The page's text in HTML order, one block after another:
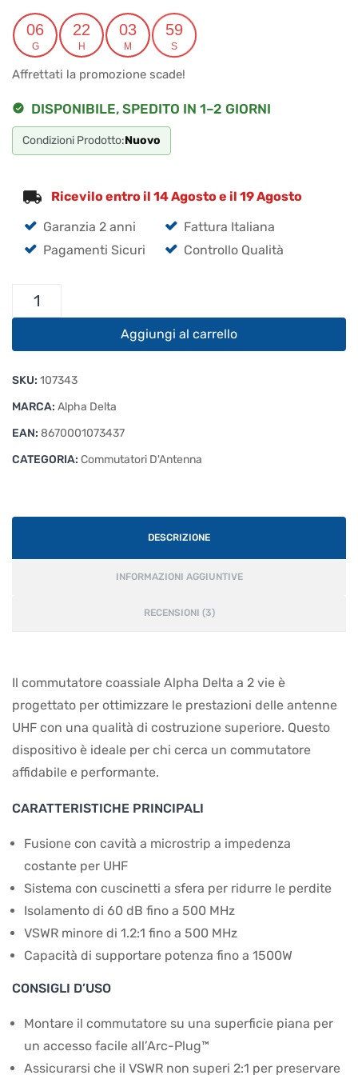
prezzo
originale
era:
€166.90.
prezzo
attuale
è:
€158.56.
06
G
22
H
03
M
59
S
Affrettati la promozione scade!
DISPONIBILE, SPEDITO IN 1–2 GIORNI
Condizioni Prodotto:Nuovo
Ricevilo entro il 14 Agosto e il 19 Agosto
Garanzia 2 anni
Fattura Italiana
Pagamenti Sicuri
Controllo Qualità
Alpha
Coassiale
2
vie
quantità
Aggiungi al carrello
SKU: 107343
MARCA: Alpha Delta
EAN: 8670001073437
CATEGORIA: Commutatori D'Antenna
DESCRIZIONE
INFORMAZIONI AGGIUNTIVE
RECENSIONI (3)
Il commutatore coassiale Alpha Delta a 2 vie è
progettato per ottimizzare le prestazioni delle antenne
UHF con una qualità di costruzione superiore. Questo
dispositivo è ideale per chi cerca un commutatore
affidabile e performante.
CARATTERISTICHE PRINCIPALI
Fusione con cavità a microstrip a impedenza
costante per UHF
Sistema con cuscinetti a sfera per ridurre le perdite
Isolamento di 60 dB fino a 500 MHz
VSWR minore di 1.2:1 fino a 500 MHz
Capacità di supportare potenza fino a 1500W
CONSIGLI D’USO
Montare il commutatore su una superficie piana per
un accesso facile all’Arc-Plug™
Assicurarsi che il VSWR non superi 2:1 per preservare